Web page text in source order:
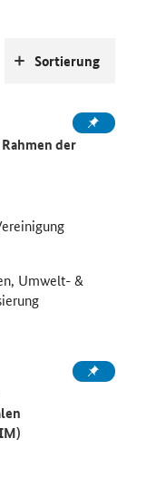
der
Umwelt- &
Sortierung